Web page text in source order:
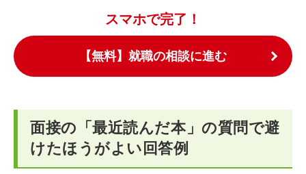
スマホで完了！
【無料】就職の相談に進む
面接の「最近読んだ本」の質問で避
けたほうがよい回答例